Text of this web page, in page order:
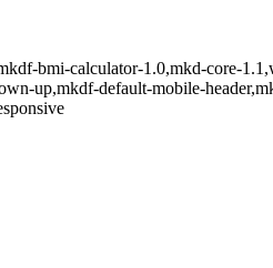
bmi-calculator-1.0,mkd-core-
up,mkdf-default-mobile-